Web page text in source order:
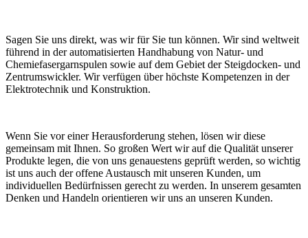
Sagen Sie uns direkt, was wir für Sie tun können. Wir sind weltweit
führend in der automatisierten Handhabung von Natur- und
Chemiefasergarnspulen sowie auf dem Gebiet der Steigdocken- und
Zentrumswickler. Wir verfügen über höchste Kompetenzen in der
Elektrotechnik und Konstruktion.
Wenn Sie vor einer Herausforderung stehen, lösen wir diese
gemeinsam mit Ihnen. So großen Wert wir auf die Qualität unserer
Produkte legen, die von uns genauestens geprüft werden, so wichtig
ist uns auch der offene Austausch mit unseren Kunden, um
individuellen Bedürfnissen gerecht zu werden. In unserem gesamten
Denken und Handeln orientieren wir uns an unseren Kunden.